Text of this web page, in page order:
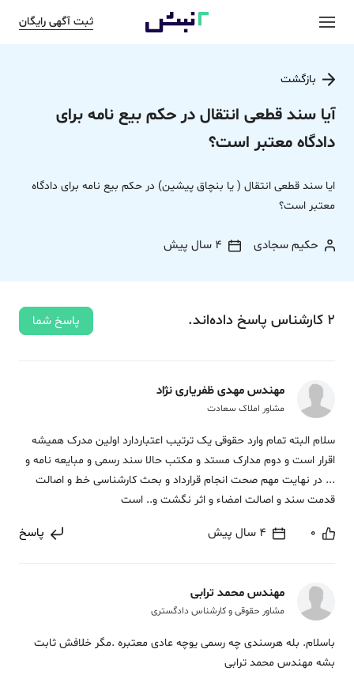
ثبت آگهی رایگان
بازگشت
آیا سند قطعی انتقال در حکم بیع نامه برای
دادگاه معتبر است؟
ایا سند قطعی انتقال ( یا بنچاق پیشین) در حکم بیع نامه برای دادگاه
معتبر است؟
حکیم سجادی 4 سال پیش
2 کارشناس پاسخ داده‌اند. پاسخ شما
مهندس مهدی ظفریاری نژاد
مشاور املاک سعادت
سلام البته تمام وارد حقوقی یک ترتیب اعتباردارد اولین مدرک همیشه
اقرار است و دوم مدارک مستد و مکتب حالا سند رسمی و مبایعه نامه و
... در نهایت مهم صحت انجام قرارداد و بحث کارشناسی خط و اصالت
قدمت سند و اصالت امضاء و اثر نگشت و.. است
0 4 سال پیش پاسخ
مهندس محمد ترابی
مشاور حقوقی و کارشناس دادگستری
باسلام. بله هرسندی چه رسمی یوچه عادی معتبره .مگر خلافش ثابت
بشه مهندس محمد ترابی